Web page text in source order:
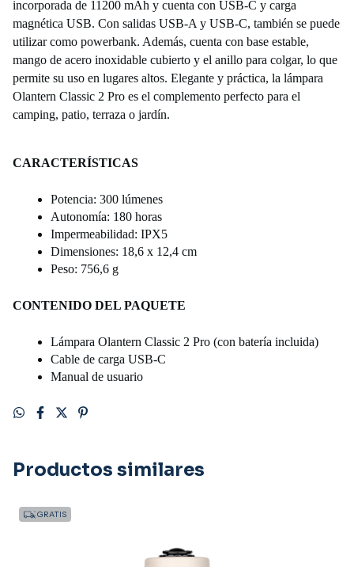
incorporada de 11200 mAh y cuenta con USB-C y carga
magnética USB. Con salidas USB-A y USB-C, también se puede
utilizar como powerbank. Además, cuenta con base estable,
mango de acero inoxidable cubierto y el anillo para colgar, lo que
permite su uso en lugares altos. Elegante y práctica, la lámpara
Olantern Classic 2 Pro es el complemento perfecto para el
camping, patio, terraza o jardín.
CARACTERÍSTICAS
Potencia: 300 lúmenes
Autonomía: 180 horas
Impermeabilidad: IPX5
Dimensiones: 18,6 x 12,4 cm
Peso: 756,6 g
CONTENIDO DEL PAQUETE
Lámpara Olantern Classic 2 Pro (con batería incluida)
Cable de carga USB-C
Manual de usuario
Productos similares
GRATIS